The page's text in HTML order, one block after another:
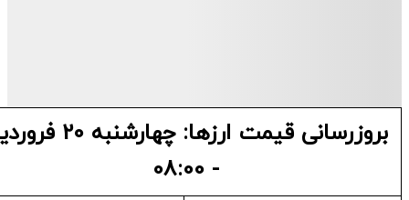
بروزرسانی قیمت ارزها: چهارشنبه 20 فروردین